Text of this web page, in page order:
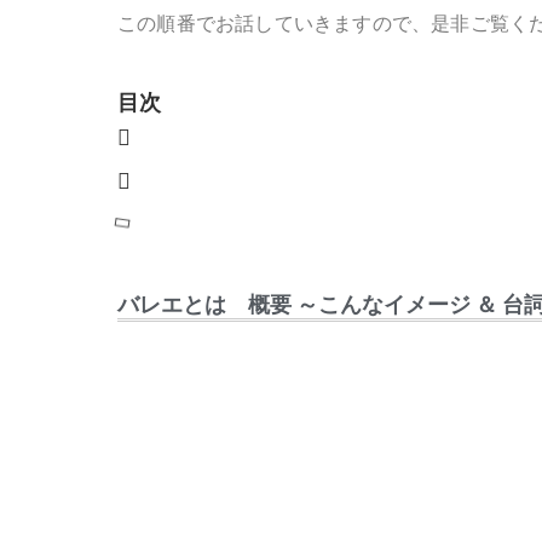
この順番でお話していきますので、是非ご覧く
目次
バレエとは 概要 ～こんなイメージ ＆ 台